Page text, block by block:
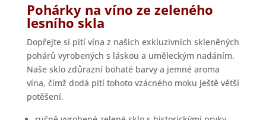
Pohárky na víno ze zeleného
lesního skla
Dopřejte si pití vína z našich exkluzivních skleněných
pohárů vyrobených s láskou a uměleckým nadáním.
Naše sklo zdůrazní bohaté barvy a jemné aroma
vína, čímž dodá pití tohoto vzácného moku ještě větší
potěšení.